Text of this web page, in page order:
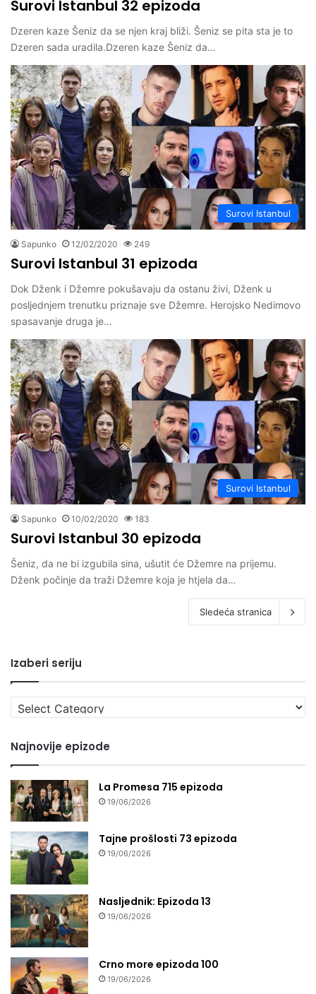
Surovi Istanbul 32 epizoda
Dzeren kaze Šeniz da se njen kraj bliži. Šeniz se pita sta je to
Dzeren sada uradila.Dzeren kaze Šeniz da…
Surovi Istanbul
Sapunko 12/02/2020 249
Surovi Istanbul 31 epizoda
Dok Dženk i Džemre pokušavaju da ostanu živi, Dženk u
posljednjem trenutku priznaje sve Džemre. Herojsko Nedimovo
spasavanje druga je…
Surovi Istanbul
Sapunko 10/02/2020 183
Surovi Istanbul 30 epizoda
Šeniz, da ne bi izgubila sina, ušutit će Džemre na prijemu.
Dženk počinje da traži Džemre koja je htjela da…
Sledeća stranica
Izaberi seriju
Izaberi
seriju
Najnovije epizode
La Promesa 715 epizoda
19/06/2026
Tajne prošlosti 73 epizoda
19/06/2026
Nasljednik: Epizoda 13
19/06/2026
Crno more epizoda 100
19/06/2026